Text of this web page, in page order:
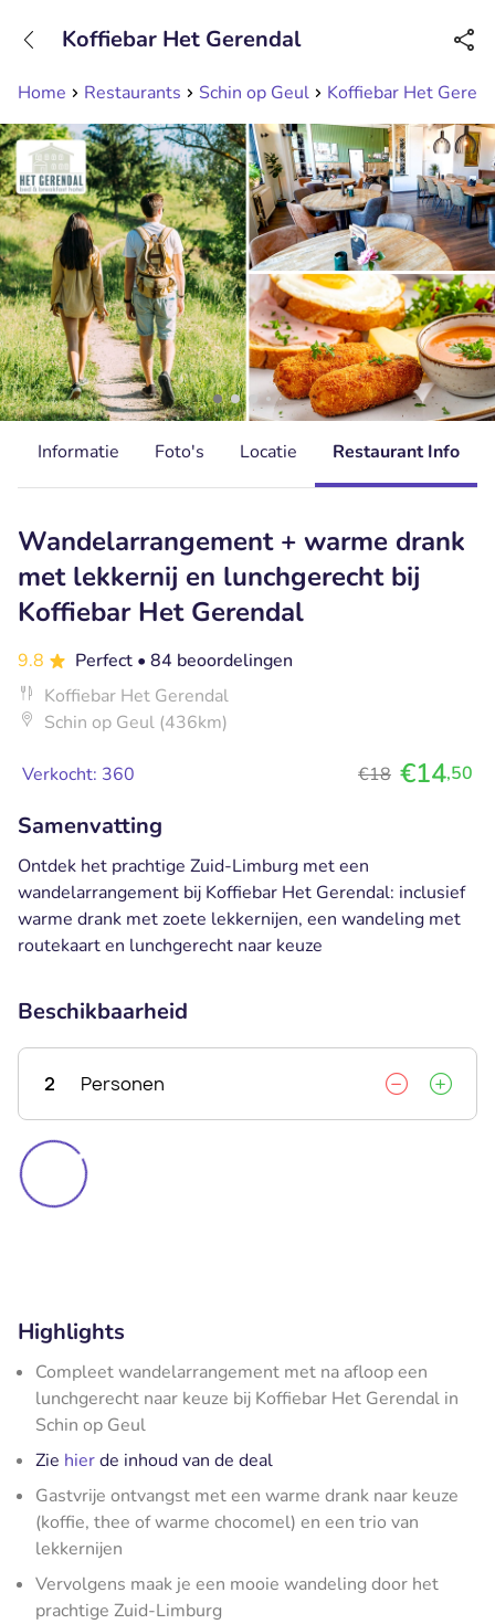
Bereikbaar tot 23:00 uur
Home Restaurants Schin op Geul Koffiebar Het
Koffiebar Het Gerendal
Informatie Foto's Locatie Restaurant Info
Wandelarrangement + warme drank
met lekkernij en lunchgerecht bij
Koffiebar Het Gerendal
9.8 Perfect • 84 beoordelingen
Koffiebar Het Gerendal
Schin op Geul (436km)
Verkocht: 360 €18 €14,50
Samenvatting
Ontdek het prachtige Zuid-Limburg met een
wandelarrangement bij Koffiebar Het Gerendal: inclusief
warme drank met zoete lekkernijen, een wandeling met
routekaart en lunchgerecht naar keuze
Beschikbaarheid
2 Personen
Highlights
Compleet wandelarrangement met na afloop een
lunchgerecht naar keuze bij Koffiebar Het Gerendal in
Schin op Geul
Zie hierde inhoud van de deal
Gastvrije ontvangst met een warme drank naar keuze
(koffie, thee of warme chocomel) en een trio van
lekkernijen
Vervolgens maak je een mooie wandeling door het
prachtige Zuid-Limburg